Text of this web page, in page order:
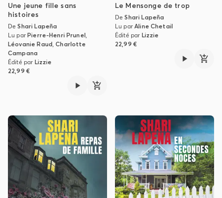
Une jeune fille sans
histoires
DeShari Lapeña
Lu parPierre-Henri Prunel,
Léovanie Raud,Charlotte
Campana
Édité par Lizzie
22,99 €
Le Mensonge de trop
DeShari Lapeña
Lu parAline Chetail
Édité par Lizzie
22,99 €